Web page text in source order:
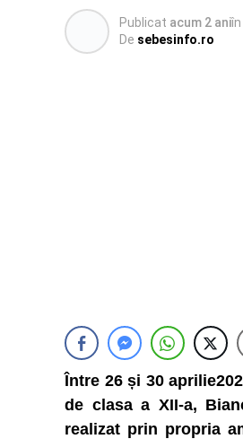
Publicat acum 2 aniîn
De sebesinfo.ro
Între 26 și 30
de clasa a XII-a,
realizat prin propria